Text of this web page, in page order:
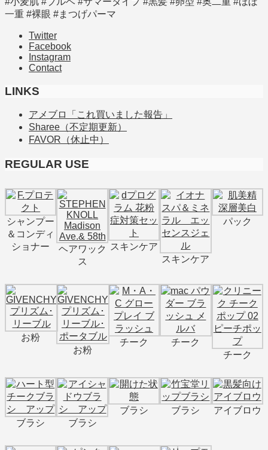
一重 #裸眼 #まつげパーマ
Twitter
Facebook
Instagram
Contact
LINKS
アメブロ「これ買いました報告」
Sharee（不定期更新）
FAVOR（休止中）
REGULAR USE
シャンプー
＆コンディ
ショナー
ヘアワック
ス
スキンケア
スキンケア
パック
お粉
お粉
チーク
チーク
チーク
ブラシ ブラシ
ブラシ ブラシ アイブロウ